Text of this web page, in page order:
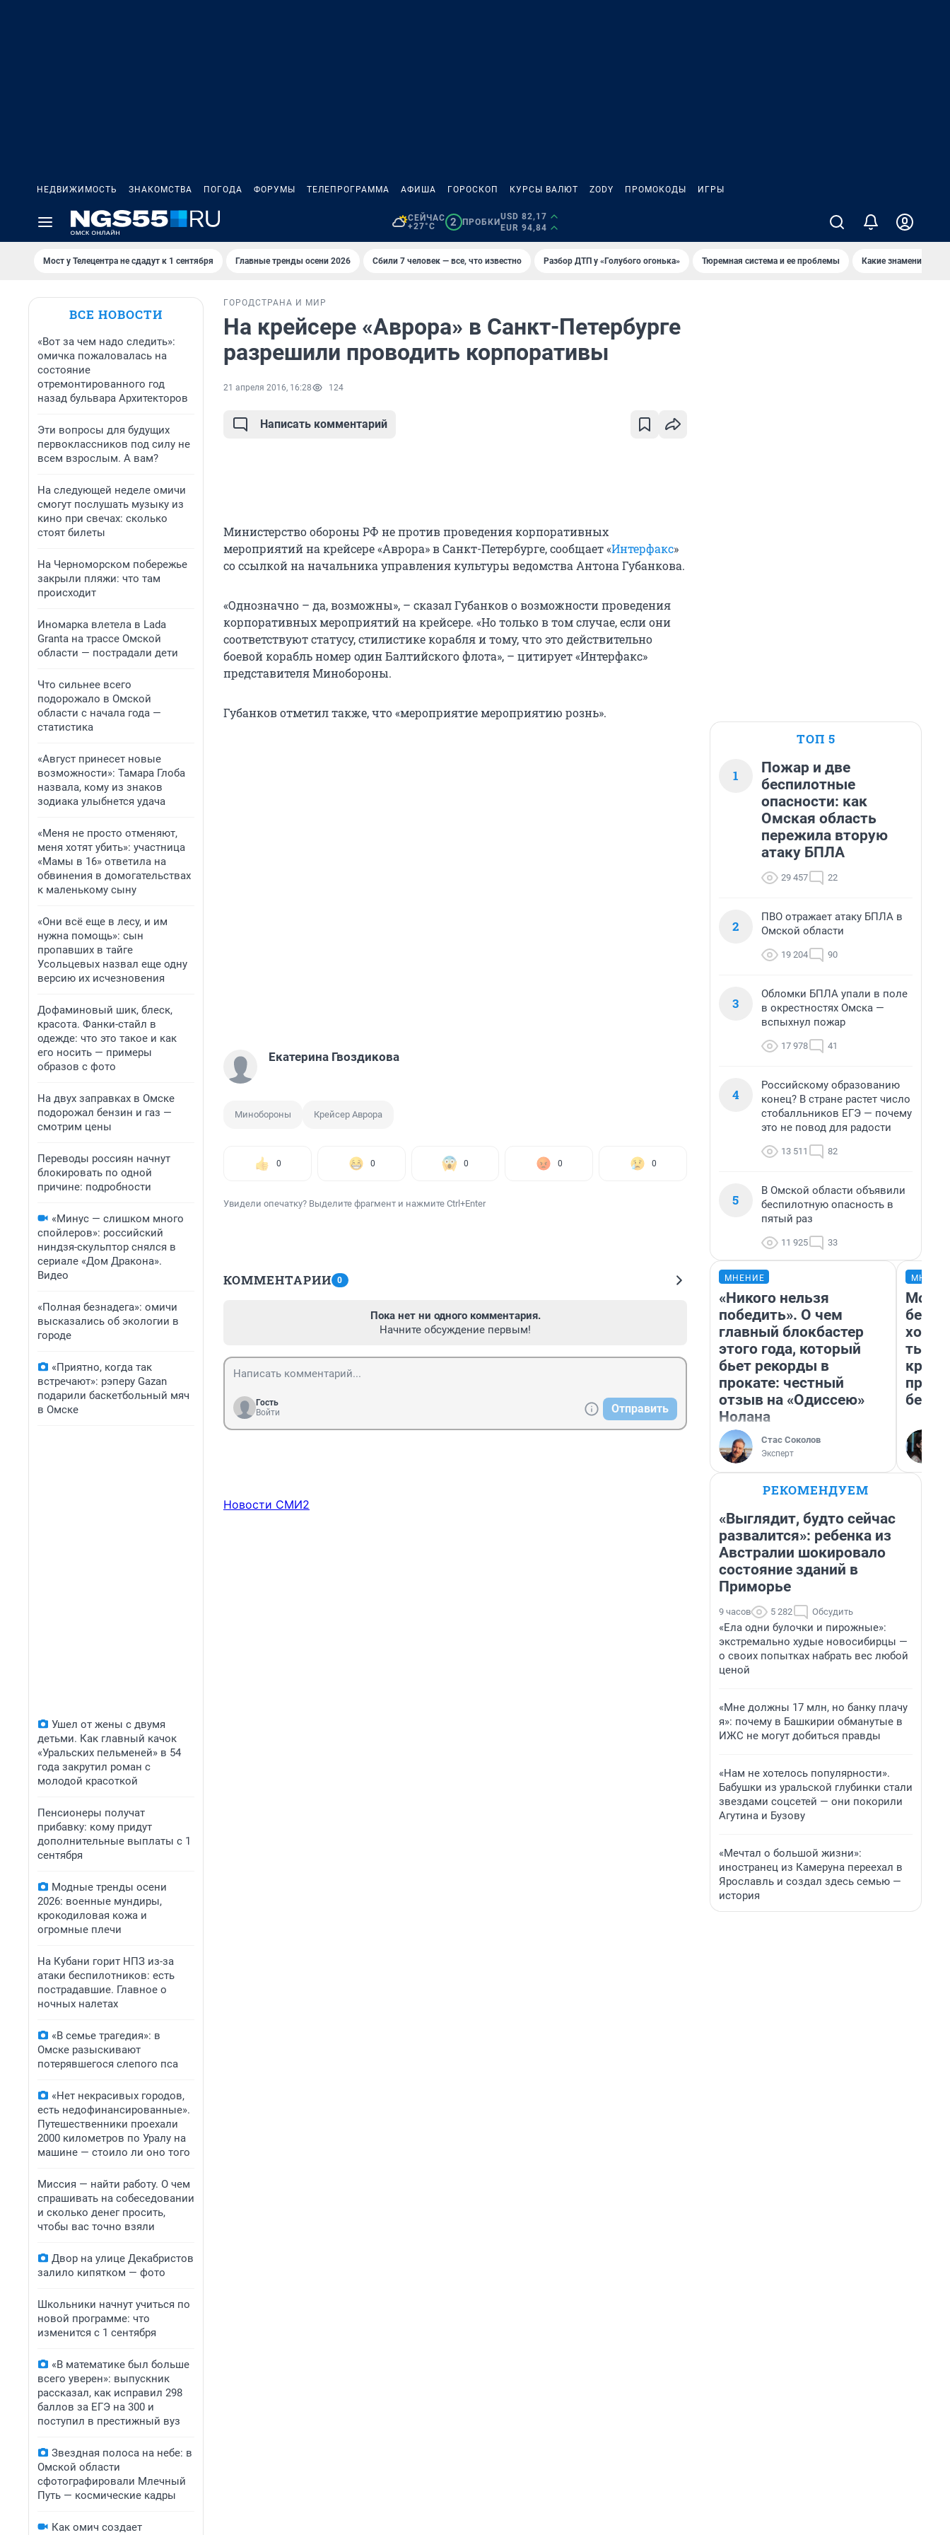
НЕДВИЖИМОСТЬ ЗНАКОМСТВА ПОГОДА ФОРУМЫ ТЕЛЕПРОГРАММА АФИША ГОРОСКОП КУРСЫ ВАЛЮТ ZODY ПРОМОКОДЫ ИГРЫ
СЕЙЧАС
+27°C
2 ПРОБКИ
USD 82,17
EUR 94,84
Мост у Телецентра не сдадут к 1 сентября Главные тренды осени 2026 Сбили 7 человек — все, что известно Разбор ДТП у «Голубого огонька» Тюремная система и ее проблемы Какие знаменитости
ВСЕ НОВОСТИ
«Вот за чем надо следить»:
омичка пожаловалась на
состояние
отремонтированного год
назад бульвара Архитекторов
Эти вопросы для будущих
первоклассников под силу не
всем взрослым. А вам?
На следующей неделе омичи
смогут послушать музыку из
кино при свечах: сколько
стоят билеты
На Черноморском побережье
закрыли пляжи: что там
происходит
Иномарка влетела в Lada
Granta на трассе Омской
области — пострадали дети
Что сильнее всего
подорожало в Омской
области с начала года —
статистика
«Август принесет новые
возможности»: Тамара Глоба
назвала, кому из знаков
зодиака улыбнется удача
«Меня не просто отменяют,
меня хотят убить»: участница
«Мамы в 16» ответила на
обвинения в домогательствах
к маленькому сыну
«Они всё еще в лесу, и им
нужна помощь»: сын
пропавших в тайге
Усольцевых назвал еще одну
версию их исчезновения
Дофаминовый шик, блеск,
красота. Фанки-стайл в
одежде: что это такое и как
его носить — примеры
образов с фото
На двух заправках в Омске
подорожал бензин и газ —
смотрим цены
Переводы россиян начнут
блокировать по одной
причине: подробности
«Минус — слишком много
спойлеров»: российский
ниндзя-скульптор снялся в
сериале «Дом Дракона».
Видео
«Полная безнадега»: омичи
высказались об экологии в
городе
«Приятно, когда так
встречают»: рэперу Gazan
подарили баскетбольный мяч
в Омске
Ушел от жены с двумя
детьми. Как главный качок
«Уральских пельменей» в 54
года закрутил роман с
молодой красоткой
Пенсионеры получат
прибавку: кому придут
дополнительные выплаты с 1
сентября
Модные тренды осени
2026: военные мундиры,
крокодиловая кожа и
огромные плечи
На Кубани горит НПЗ из-за
атаки беспилотников: есть
пострадавшие. Главное о
ночных налетах
«В семье трагедия»: в
Омске разыскивают
потерявшегося слепого пса
«Нет некрасивых городов,
есть недофинансированные».
Путешественники проехали
2000 километров по Уралу на
машине — стоило ли оно того
Миссия — найти работу. О чем
спрашивать на собеседовании
и сколько денег просить,
чтобы вас точно взяли
Двор на улице Декабристов
залило кипятком — фото
Школьники начнут учиться по
новой программе: что
изменится с 1 сентября
«В математике был больше
всего уверен»: выпускник
рассказал, как исправил 298
баллов за ЕГЭ на 300 и
поступил в престижный вуз
Звездная полоса на небе: в
Омской области
сфотографировали Млечный
Путь — космические кадры
Как омич создает
ГОРОДСТРАНА И МИР
На крейсере «Аврора» в Санкт-Петербурге
разрешили проводить корпоративы
21 апреля 2016, 16:28 124
Написать комментарий
Министерство обороны РФ не против проведения корпоративных
мероприятий на крейсере «Аврора» в Санкт-Петербурге, сообщает «Интерфакс»
со ссылкой на начальника управления культуры ведомства Антона Губанкова.
«Однозначно – да, возможны», – сказал Губанков о возможности проведения
корпоративных мероприятий на крейсере. «Но только в том случае, если они
соответствуют статусу, стилистике корабля и тому, что это действительно
боевой корабль номер один Балтийского флота», – цитирует «Интерфакс»
представителя Минобороны.
Губанков отметил также, что «мероприятие мероприятию рознь».
Екатерина Гвоздикова
Минобороны Крейсер Аврора
0 0 0 0 0
Увидели опечатку? Выделите фрагмент и нажмите Ctrl+Enter
КОММЕНТАРИИ 0
Пока нет ни одного комментария.
Начните обсуждение первым!
Гость
Войти
Отправить
Новости СМИ2
ТОП 5
1
Пожар и две
беспилотные
опасности: как
Омская область
пережила вторую
атаку БПЛА
29 457 22
2
ПВО отражает атаку БПЛА в
Омской области
19 204 90
3
Обломки БПЛА упали в поле
в окрестностях Омска —
вспыхнул пожар
17 978 41
4
Российскому образованию
конец? В стране растет число
стобалльников ЕГЭ — почему
это не повод для радости
13 511 82
5
В Омской области объявили
беспилотную опасность в
пятый раз
11 925 33
МНЕНИЕ
«Никого нельзя
победить». О чем
главный блокбастер
этого года, который
бьет рекорды в
прокате: честный
отзыв на «Одиссею»
Нолана
Стас Соколов
Эксперт
Мой
РЕКОМЕНДУЕМ
«Выглядит, будто сейчас
развалится»: ребенка из
Австралии шокировало
состояние зданий в
Приморье
9 часов 5 282 Обсудить
«Ела одни булочки и пирожные»:
экстремально худые новосибирцы —
о своих попытках набрать вес любой
ценой
«Мне должны 17 млн, но банку плачу
я»: почему в Башкирии обманутые в
ИЖС не могут добиться правды
«Нам не хотелось популярности».
Бабушки из уральской глубинки стали
звездами соцсетей — они покорили
Агутина и Бузову
«Мечтал о большой жизни»:
иностранец из Камеруна переехал в
Ярославль и создал здесь семью —
история